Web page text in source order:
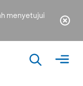
menyetujui